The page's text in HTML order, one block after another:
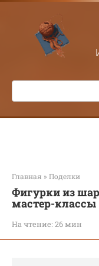
Перейти
контенту
Поиск:
Главная » Поделки
Фигурки из
мастер-классы
На чтение: 26 мин